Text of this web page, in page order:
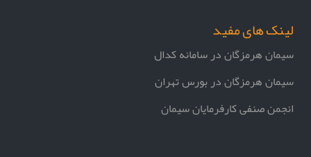
لینک های مفید
سیمان هرمزگان در سامانه کدال
سیمان هرمزگان در بورس تهران
انجمن صنفی کارفرمایان سیمان